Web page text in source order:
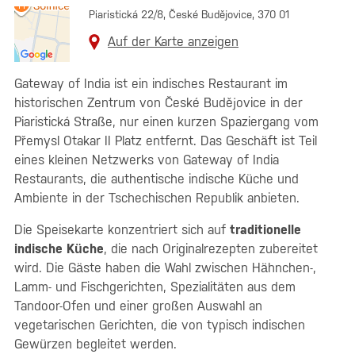
Piaristická 22/8, České Budějovice, 370 01
Auf der Karte anzeigen
Gateway of India ist ein indisches Restaurant im
historischen Zentrum von České Budějovice in der
Piaristická Straße, nur einen kurzen Spaziergang vom
Přemysl Otakar II Platz entfernt. Das Geschäft ist Teil
eines kleinen Netzwerks von Gateway of India
Restaurants, die authentische indische Küche und
Ambiente in der Tschechischen Republik anbieten.
Die Speisekarte konzentriert sich auf traditionelle
indische Küche, die nach Originalrezepten zubereitet
wird. Die Gäste haben die Wahl zwischen Hähnchen-,
Lamm- und Fischgerichten, Spezialitäten aus dem
Tandoor-Ofen und einer großen Auswahl an
vegetarischen Gerichten, die von typisch indischen
Gewürzen begleitet werden.